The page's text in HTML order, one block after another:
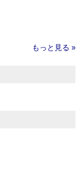
もっと見る »